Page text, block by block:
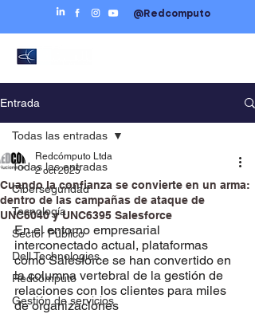
@Redcomputo
Entrada
Todas las entradas
Ciberseguridad
Tecnología
Sector Público
Dell Technologies
Redcómputo
Gestión de servicios
Todas las entradas
Cuando la confianza se convierte en un arma:
dentro de las campañas de ataque de
UNC6040 y UNC6395 Salesforce
Redcómputo Ltda
2 oct 2025
En el entorno empresarial
interconectado actual, plataformas
como Salesforce se han convertido en
la columna vertebral de la gestión de
relaciones con los clientes para miles
de organizaciones